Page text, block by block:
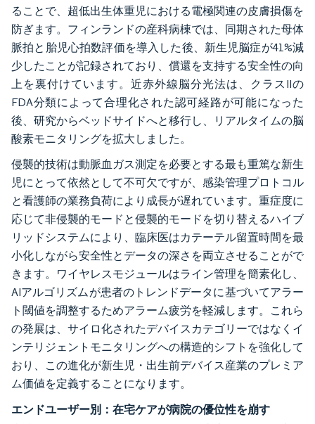
ることで、超低出生体重児における電極関連の皮膚損傷を
防ぎます。フィンランドの産科病棟では、同期された母体
脈拍と胎児心拍数評価を導入した後、新生児脳症が41%減
少したことが記録されており、償還を支持する安全性の向
上を裏付けています。近赤外線脳分光法は、クラスIIの
FDA分類によって合理化された認可経路が可能になった
後、研究からベッドサイドへと移行し、リアルタイムの脳
酸素モニタリングを拡大しました。
侵襲的技術は動脈血ガス測定を必要とする最も重篤な新生
児にとって依然として不可欠ですが、感染管理プロトコル
と看護師の業務負荷により成長が遅れています。重症度に
応じて非侵襲的モードと侵襲的モードを切り替えるハイブ
リッドシステムにより、臨床医はカテーテル留置時間を最
小化しながら安全性とデータの深さを両立させることがで
きます。ワイヤレスモジュールはライン管理を簡素化し、
AIアルゴリズムが患者のトレンドデータに基づいてアラー
ト閾値を調整するためアラーム疲労を軽減します。これら
の発展は、サイロ化されたデバイスカテゴリーではなくイ
ンテリジェントモニタリングへの構造的シフトを強化して
おり、この進化が新生児・出生前デバイス産業のプレミア
ム価値を定義することになります。
エンドユーザー別：在宅ケアが病院の優位性を崩す